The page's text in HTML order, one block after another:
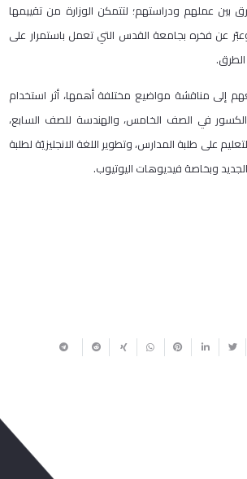
بين عملهم ودراستهم؛ لتتمكن الوزارة من تقييمها
عن فخره بجامعة القدس التي تعمل باستمرار على
الطرق.
إلى مناقشة مواضيع مختلفة أهمها، أثر استخدام
في الصف الخامس، والهندسة للصف السابع،
على طلبة المدارس، وتطوير اللغة الانجليزيّة لطلبة
وبخاصة فيديوهات اليوتيوب.